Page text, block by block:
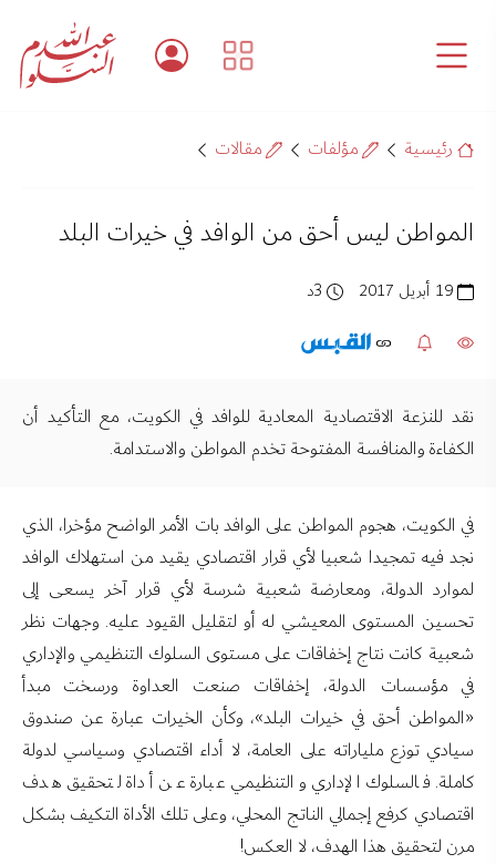
رئيسية مؤلفات مقالات
المواطن ليس أحق من الوافد في خيرات البلد
نقد للنزعة الاقتصادية المعادية للوافد في الكويت، مع التأكيد أن
الكفاءة والمنافسة المفتوحة تخدم المواطن والاستدامة.
في الكويت، هجوم المواطن على الوافد بات الأمر الواضح مؤخرا، الذي
نجد فيه تمجيدا شعبيا لأي قرار اقتصادي يقيد من استهلاك الوافد
لموارد الدولة، ومعارضة شعبية شرسة لأي قرار آخر يسعى إلى
تحسين المستوى المعيشي له أو لتقليل القيود عليه. وجهات نظر
شعبية كانت نتاج إخفاقات على مستوى السلوك التنظيمي والإداري
في مؤسسات الدولة، إخفاقات صنعت العداوة ورسخت مبدأ
«المواطن أحق في خيرات البلد»، وكأن الخيرات عبارة عن صندوق
سيادي توزع ملياراته على العامة، لا أداء اقتصادي وسياسي لدولة
كاملة. فالسلوك الإداري والتنظيمي عبارة عن أداة لتحقيق هدف
اقتصادي كرفع إجمالي الناتج المحلي، وعلى تلك الأداة التكيف بشكل
مرن لتحقيق هذا الهدف، لا العكس!